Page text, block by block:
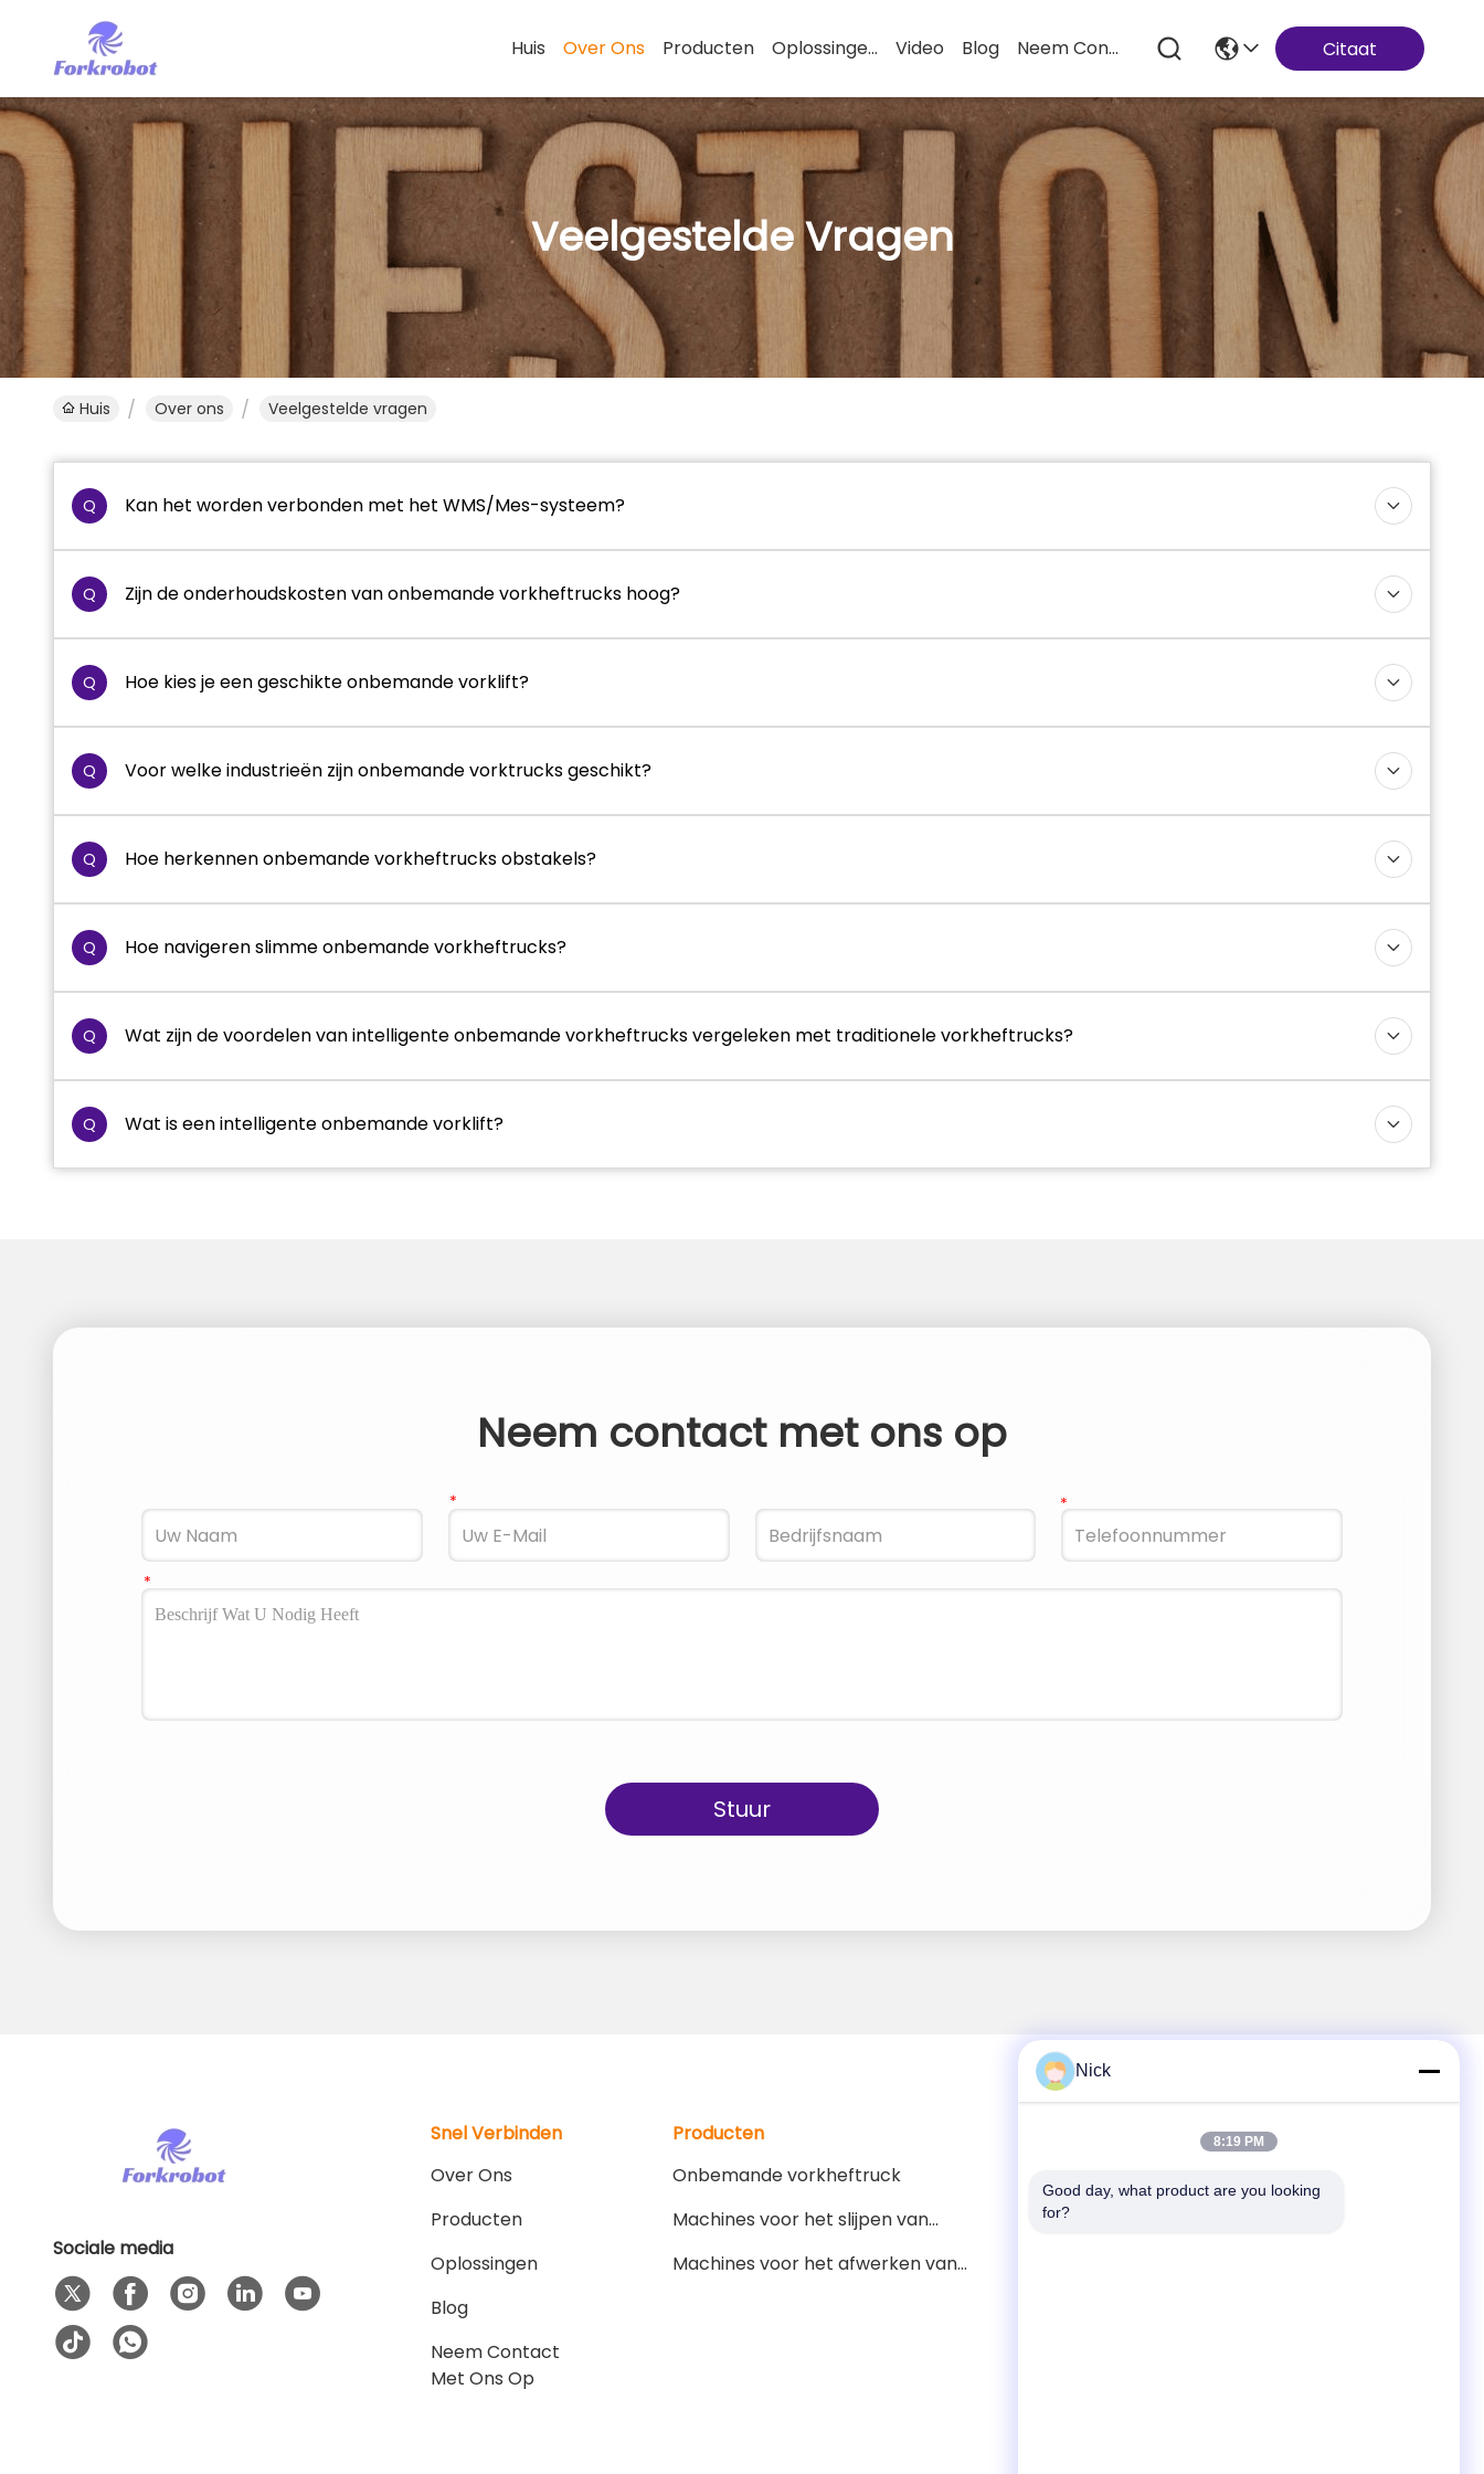
Huis Over Ons Producten Oplossingen Video Blog Neem Contact Met Ons Op Citaat
Veelgestelde Vragen
Huis Over ons Veelgestelde vragen
Q Kan het worden verbonden met het WMS/Mes-systeem?
Q Zijn de onderhoudskosten van onbemande vorkheftrucks hoog?
Q Hoe kies je een geschikte onbemande vorklift?
Q Voor welke industrieën zijn onbemande vorktrucks geschikt?
Q Hoe herkennen onbemande vorkheftrucks obstakels?
Q Hoe navigeren slimme onbemande vorkheftrucks?
Q Wat zijn de voordelen van intelligente onbemande vorkheftrucks vergeleken met traditionele vorkheftrucks?
Q Wat is een intelligente onbemande vorklift?
Neem contact met ons op
Stuur
Sociale media
Snel Verbinden
Over Ons
Producten
Oplossingen
Blog
Neem Contact
Met Ons Op
Producten
Onbemande vorkheftruck
Machines voor het slijpen van
Machines voor het afwerken van
00-86-15021631102
Nick
8:19 PM
Good day, what product are you looking
for?